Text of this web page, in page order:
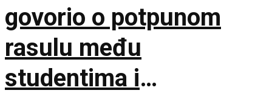
govorio o potpunom
rasulu među
studentima i